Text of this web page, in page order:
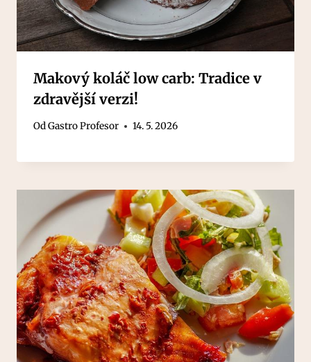
Makový koláč low carb: Tradice v
zdravější verzi!
OdGastro Profesor 14. 5. 2026